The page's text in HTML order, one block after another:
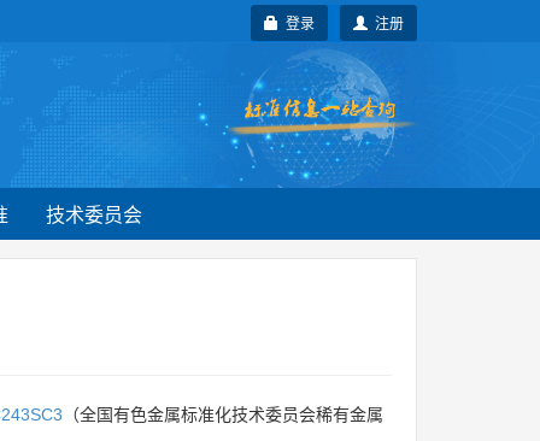
注册
登录
技术委员会
（全国有色金属标准化技术委员会稀有金属